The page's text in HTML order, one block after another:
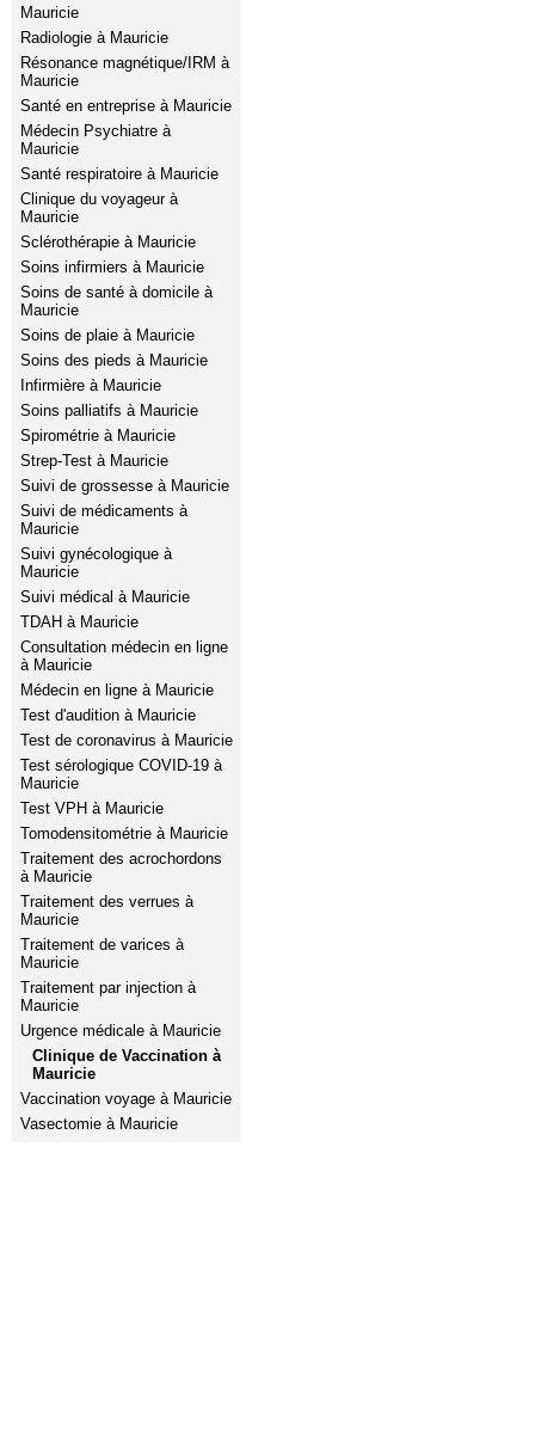
Mauricie
Radiologie à Mauricie
Résonance magnétique/IRM à
Mauricie
Santé en entreprise à Mauricie
Médecin Psychiatre à
Mauricie
Santé respiratoire à Mauricie
Clinique du voyageur à
Mauricie
Sclérothérapie à Mauricie
Soins infirmiers à Mauricie
Soins de santé à domicile à
Mauricie
Soins de plaie à Mauricie
Soins des pieds à Mauricie
Infirmière à Mauricie
Soins palliatifs à Mauricie
Spirométrie à Mauricie
Strep-Test à Mauricie
Suivi de grossesse à Mauricie
Suivi de médicaments à
Mauricie
Suivi gynécologique à
Mauricie
Suivi médical à Mauricie
TDAH à Mauricie
Consultation médecin en ligne
à Mauricie
Médecin en ligne à Mauricie
Test d'audition à Mauricie
Test de coronavirus à Mauricie
Test sérologique COVID-19 à
Mauricie
Test VPH à Mauricie
Tomodensitométrie à Mauricie
Traitement des acrochordons
à Mauricie
Traitement des verrues à
Mauricie
Traitement de varices à
Mauricie
Traitement par injection à
Mauricie
Urgence médicale à Mauricie
Clinique de Vaccination à
Mauricie
Vaccination voyage à Mauricie
Vasectomie à Mauricie